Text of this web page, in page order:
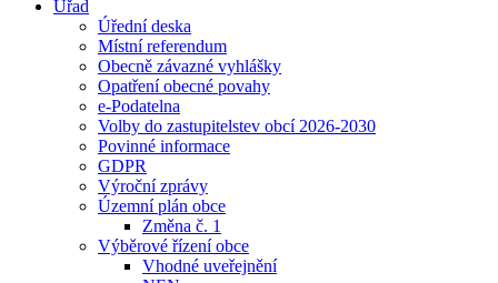
Úřad
Úřední deska
Místní referendum
Obecně závazné vyhlášky
Opatření obecné povahy
e-Podatelna
Volby do zastupitelstev obcí 2026-2030
Povinné informace
GDPR
Výroční zprávy
Územní plán obce
Změna č. 1
Výběrové řízení obce
Vhodné uveřejnění